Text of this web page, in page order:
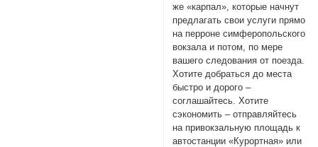
же «карпал», которые начнут
предлагать свои услуги прямо
на перроне симферопольского
вокзала и потом, по мере
вашего следования от поезда.
Хотите добраться до места
быстро и дорого –
соглашайтесь. Хотите
сэкономить – отправляйтесь
на привокзальную площадь к
автостанции «Курортная» или